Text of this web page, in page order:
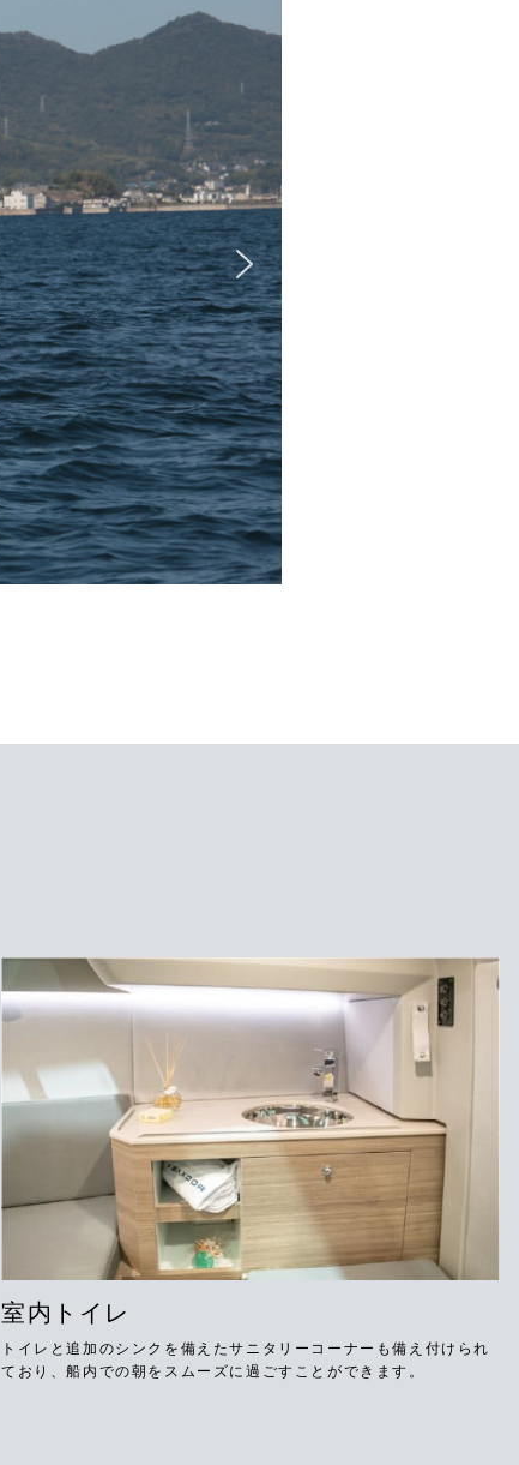
室内トイレ
トイレと追加のシンクを備えたサニタリーコーナーも備え付けられ
ており、船内での朝をスムーズに過ごすことができます。